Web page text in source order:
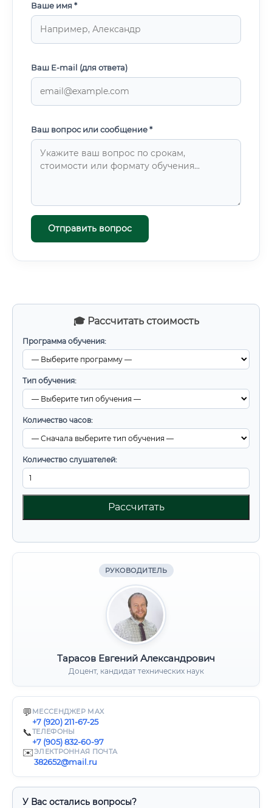
🎓 Рассчитать стоимость
Программа обучения:
Тип обучения:
Количество часов:
Количество слушателей:
Рассчитать
РУКОВОДИТЕЛЬ
Тарасов Евгений Александрович
Доцент, кандидат технических наук
💬 МЕССЕНДЖЕР MAX
+7 (920) 211-67-25
📞ТЕЛЕФОНЫ
+7 (905) 832-60-97
✉️ЭЛЕКТРОННАЯ ПОЧТА
382652@mail.ru
У Вас остались вопросы?
Ваше имя *
Ваш E-mail (для ответа)
Ваш вопрос или сообщение *
Отправить вопрос